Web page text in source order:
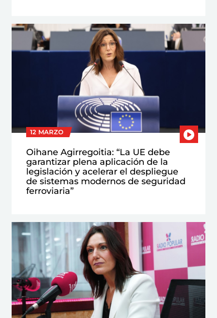
12 MARZO
Oihane Agirregoitia: “La UE debe
garantizar plena aplicación de la
legislación y acelerar el despliegue
de sistemas modernos de seguridad
ferroviaria”